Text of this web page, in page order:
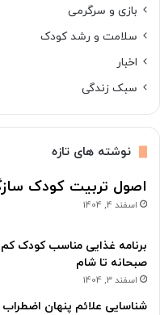
بازی و سرگرمی
سلامت و رشد کودک
اخبار
سبک زندگی
نوشته های تازه
اصول تربیت کودک
اسفند 4, 1404
برنامه غذایی مناسب کودک کم
صبحانه تا شام
اسفند 3, 1404
شناسایی علائم پنهان اضطراب